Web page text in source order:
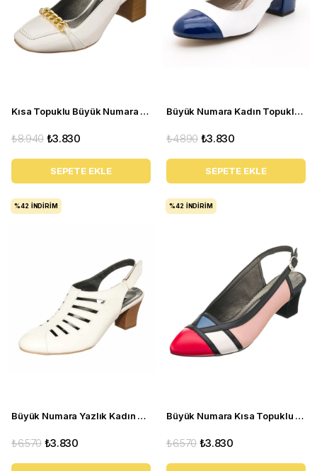
Kısa Topuklu Büyük Numara Kadın Stiletto LTF00161 Beyaz
₺3.830
₺8.940
SEPETE EKLE
Büyük Numara Kadın Topuklu Ayakakbı 15105 Lacivert beyaz
₺3.830
₺4.890
SEPETE EKLE
Büyük Numara Yazlık Kadın Stiletto Topuklu Ayakkabı KDR1841 Sedef
₺3.830
₺6.570
%42 İNDIRIM
Büyük Numara Kısa Topuklu Kadın Stiletto ND97 Çok renkli
₺3.830
₺6.570
%42 İNDIRIM